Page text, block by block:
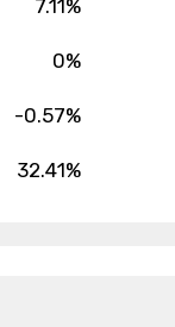
7.11%
0%
-0.57%
32.41%